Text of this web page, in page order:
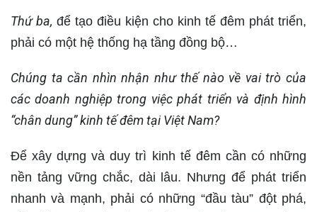
Thứ ba, để tạo điều kiện cho kinh tế đêm phát triển,
phải có một hệ thống hạ tầng đồng bộ…
Chúng ta cần nhìn nhận như thế nào về vai trò của
các doanh nghiệp trong việc phát triển và định hình
“chân dung” kinh tế đêm tại Việt Nam?
Để xây dựng và duy trì kinh tế đêm cần có những
nền tảng vững chắc, dài lâu. Nhưng để phát triển
nhanh và mạnh, phải có những “đầu tàu” đột phá,